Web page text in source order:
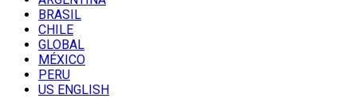
BRASIL
CHILE
GLOBAL
MÉXICO
PERU
US ENGLISH